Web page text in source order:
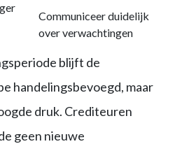
Communiceer duidelijk
over verwachtingen
blijft de
handelingsbevoegd, maar
druk. Crediteuren
geen nieuwe